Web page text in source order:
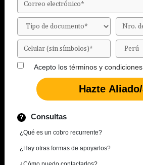
Acepto los términos y condiciones.
Consultas
¿Qué es un cobro recurrente?
¿Hay otras formas de apoyarlos?